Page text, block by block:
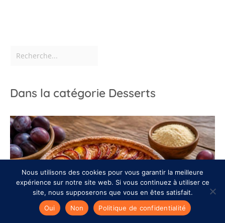
Dans la catégorie Desserts
Nous utilisons des cookies pour vous garantir la meilleure
expérience sur notre site web. Si vous continuez à utiliser ce
site, nous supposerons que vous en êtes satisfait.
Oui
Non Politique de confidentialité